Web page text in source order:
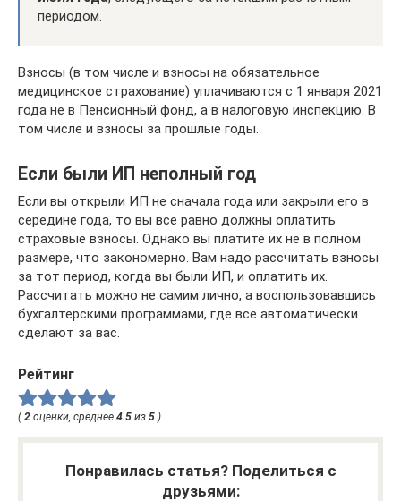
периодом.
Взносы (в том числе и взносы на обязательное
медицинское страхование) уплачиваются с 1 января 2021
года не в Пенсионный фонд, а в налоговую инспекцию. В
том числе и взносы за прошлые годы.
Если были ИП неполный год
Если вы открыли ИП не сначала года или закрыли его в
середине года, то вы все равно должны оплатить
страховые взносы. Однако вы платите их не в полном
размере, что закономерно. Вам надо рассчитать взносы
за тот период, когда вы были ИП, и оплатить их.
Рассчитать можно не самим лично, а воспользовавшись
бухгалтерскими программами, где все автоматически
сделают за вас.
Рейтинг
(2 оценки, среднее 4.5 из 5 )
Понравилась статья? Поделиться с
друзьями: